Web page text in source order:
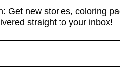
Get new stories, coloring
straight to your inbox!